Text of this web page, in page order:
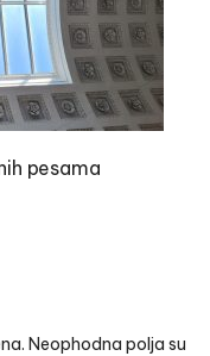
pesama
Neophodna polja su